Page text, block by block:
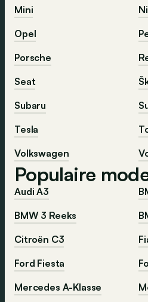
Mini
Opel
Porsche
Seat
Subaru
Tesla
Volkswagen
Populaire
Audi A3
BMW 3 Reeks
Citroën C3
Ford Fiesta
Mercedes A-Klasse